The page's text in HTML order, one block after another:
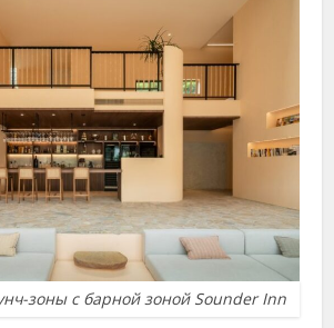
зоны с барной зоной Sounder Inn